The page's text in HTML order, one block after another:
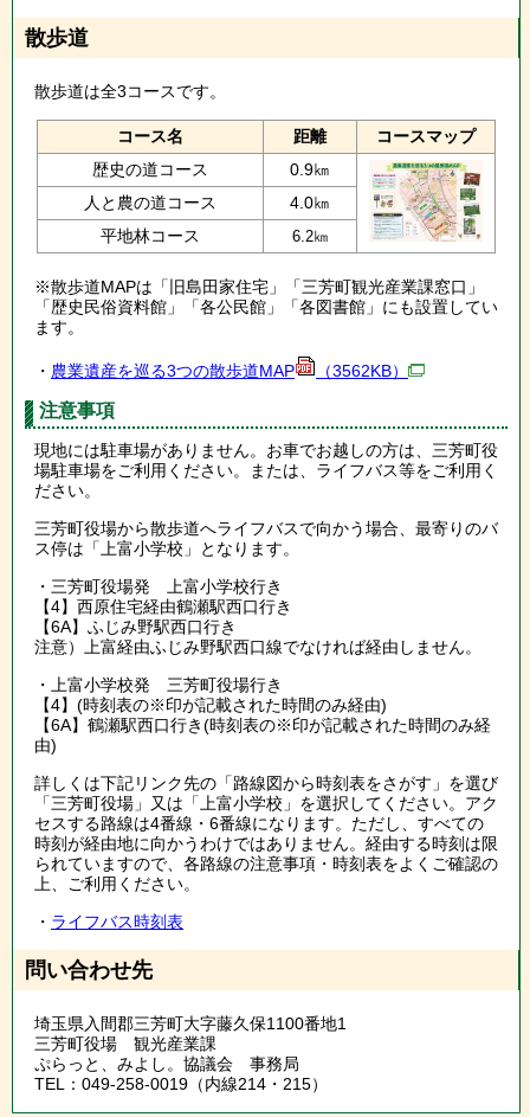
散歩道
散歩道は全3コースです。
コース名 距離
コースマップ
歴史の道コース
0.9㎞
人と農の道コース
4.0㎞
平地林コース
6.2㎞
※散歩道MAPは「旧島田家住宅」「三芳町観光産業課窓口」
「歴史民俗資料館」「各公民館」「各図書館」にも設置してい
ます。
・ 農業遺産を巡る3つの散歩道MAP （3562KB）
注意事項
現地には駐車場がありません。お車でお越しの方は、三芳町役
場駐車場をご利用ください。または、ライフバス等をご利用く
ださい。
三芳町役場から散歩道へライフバスで向かう場合、最寄りのバ
ス停は「上富小学校」となります。
・三芳町役場発 上富小学校行き
【4】西原住宅経由鶴瀬駅西口行き
【6A】ふじみ野駅西口行き
注意）上富経由ふじみ野駅西口線でなければ経由しません。
・上富小学校発 三芳町役場行き
【4】(時刻表の※印が記載された時間のみ経由)
【6A】鶴瀬駅西口行き(時刻表の※印が記載された時間のみ経
由)
詳しくは下記リンク先の「路線図から時刻表をさがす」を選び
「三芳町役場」又は「上富小学校」を選択してください。アク
セスする路線は4番線・6番線になります。ただし、すべての
時刻が経由地に向かうわけではありません。経由する時刻は限
られていますので、各路線の注意事項・時刻表をよくご確認の
上、ご利用ください。
・ ライフバス時刻表
問い合わせ先
埼玉県入間郡三芳町大字藤久保1100番地1
三芳町役場 観光産業課
ぷらっと、みよし。協議会 事務局
TEL：049-258-0019（内線214・215）